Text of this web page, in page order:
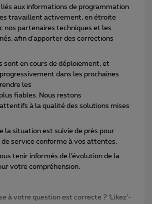
aux informations de programmation
travaillent activement, en étroite
nos partenaires techniques et les
afin d’apporter des corrections
sont en cours de déploiement, et
dans les prochaines
les
fiables. Nous restons
à la qualité des solutions mises
la situation est suivie de près pour
service conforme à vos attentes.
tenir informés de l’évolution de la
votre compréhension.
à votre question est correcte ? ‘Likez’-